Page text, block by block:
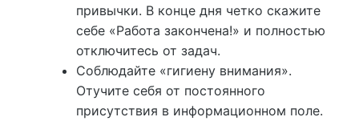
привычки. В конце дня четко скажите
себе «Работа закончена!» и полностью
отключитесь от задач.
Соблюдайте «гигиену внимания».
Отучите себя от постоянного
присутствия в информационном поле.